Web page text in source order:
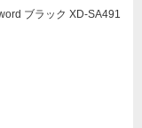
ブラック XD-SA491